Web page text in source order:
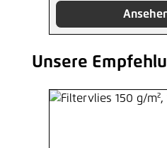
Produktgalerie
Unsere